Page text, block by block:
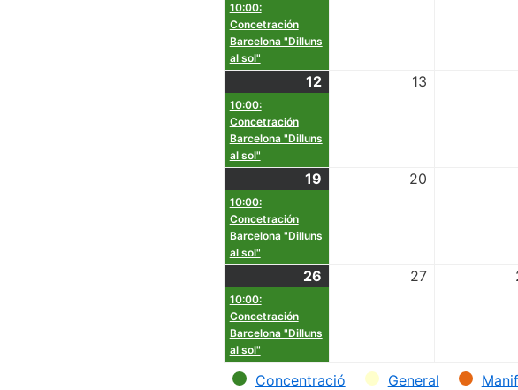
10:00:
Concetración
Barcelona "Dilluns
al sol"
12
10:00:
Concetración
Barcelona "Dilluns
al sol"
13
19
10:00:
Concetración
Barcelona "Dilluns
al sol"
20
26
10:00:
Concetración
Barcelona "Dilluns
al sol"
27
Categorías
Concentració General